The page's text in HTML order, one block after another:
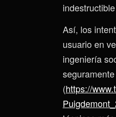
Así, los
usuario en
ingeniería
(https://